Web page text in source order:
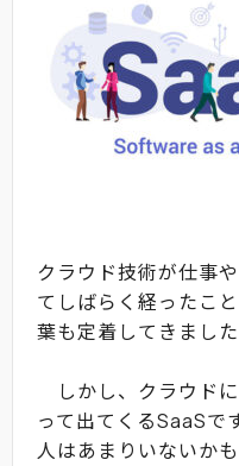
クラウド技術が仕事
てしばらく経ったこ
葉も定着してきました
しかし、クラウド
って出てくるSaaSで
人はあまりいないか